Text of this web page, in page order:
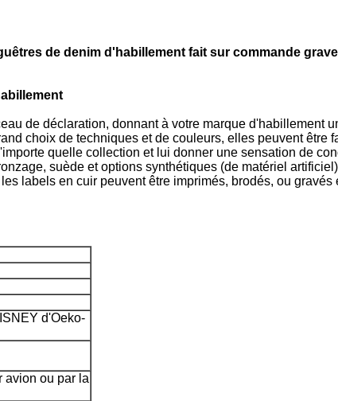
de denim d'habillement fait sur commande
de déclaration, donnant à votre marque d'habillement
choix de techniques et de couleurs, elles peuvent être
quelle collection et lui donner une sensation de
suède et options synthétiques (de matériel
labels en cuir peuvent être imprimés, brodés, ou
d'Oeko-
avion ou par la